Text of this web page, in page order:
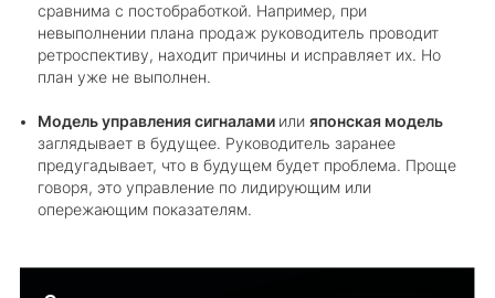
сравнима с постобработкой. Например, при
невыполнении плана продаж руководитель проводит
ретроспективу, находит причины и исправляет их. Но
план уже не выполнен.
Модель управления сигналами или японская модель
заглядывает в будущее. Руководитель заранее
предугадывает, что в будущем будет проблема. Проще
говоря, это управление по лидирующим или
опережающим показателям.